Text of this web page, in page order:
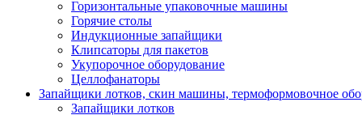
Горизонтальные упаковочные машины
Горячие столы
Индукционные запайщики
Клипсаторы для пакетов
Укупорочное оборудование
Целлофанаторы
Запайщики лотков, скин машины, термоформовочное
Запайщики лотков